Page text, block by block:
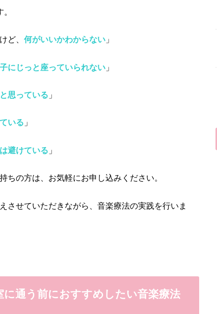
ど、 何がいいかわからない 」
にじっと座っていられない 」
思っている 」
いる 」
避けている 」
ちの方は、お気軽にお申し込みください。
させていただきながら、音楽療法の実践を行いま
通う前におすすめしたい音楽療法